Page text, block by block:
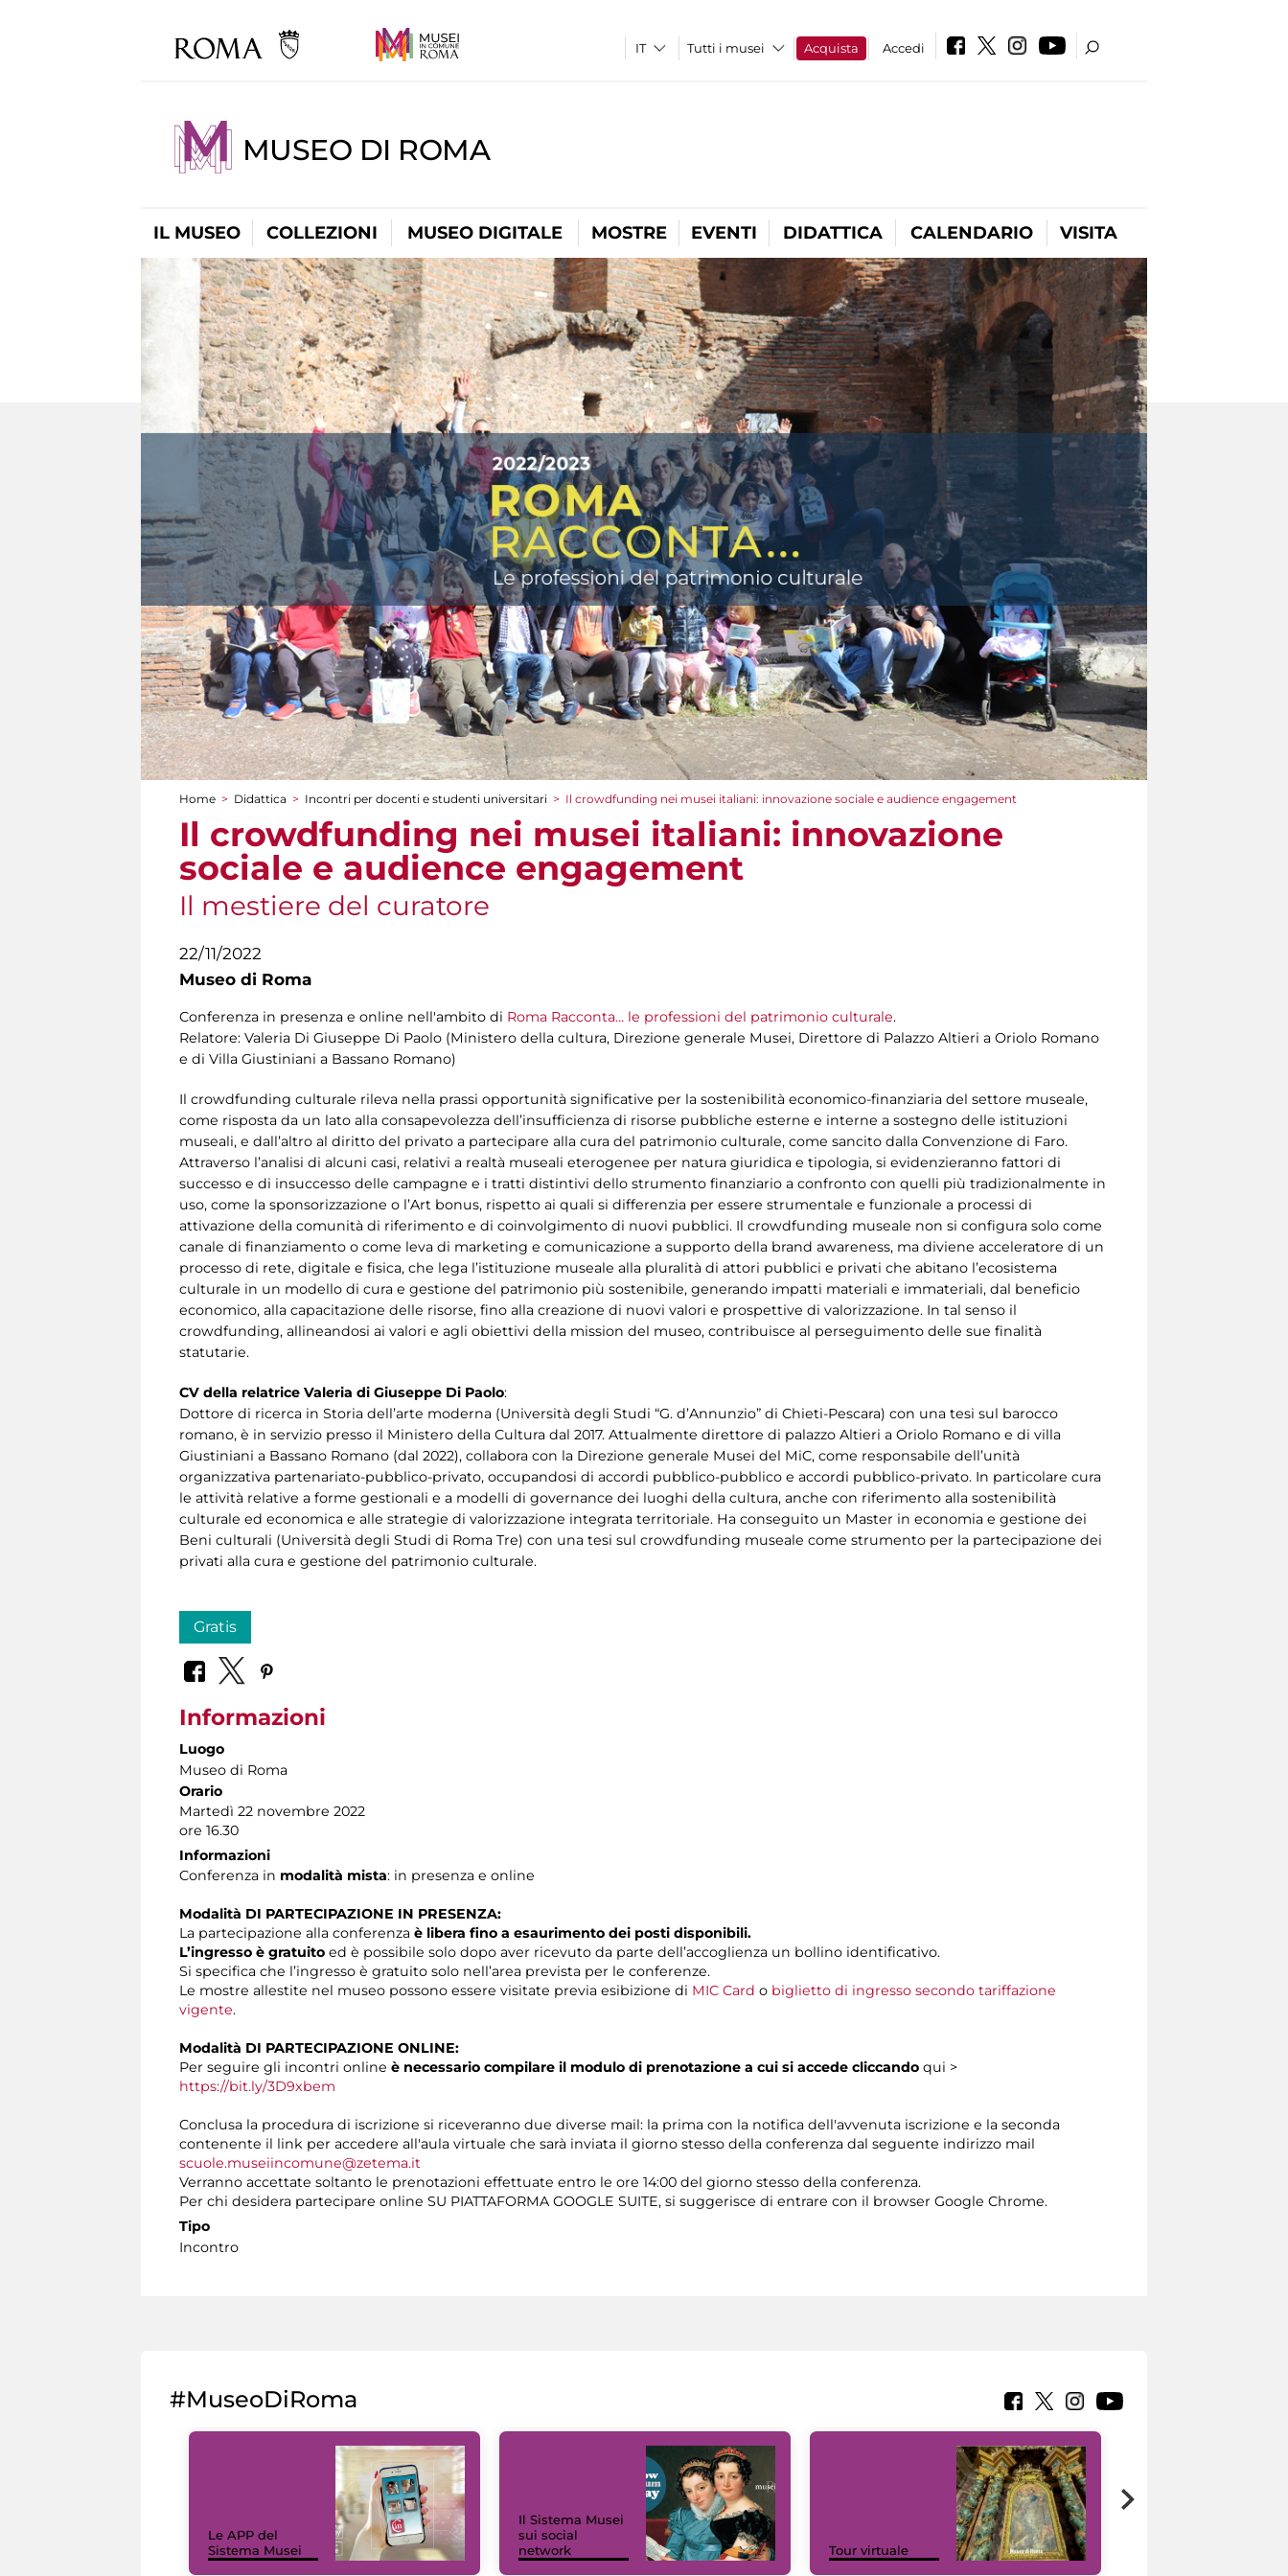
Tutti i musei Acquista Accedi
MUSEO DI ROMA
IL MUSEO COLLEZIONI MUSEO DIGITALE MOSTRE EVENTI DIDATTICA CALENDARIO VISITA
Tu sei qui
Home > Didattica > Incontri per docenti e studenti universitari > Il crowdfunding nei musei italiani: innovazione sociale e audience engagement
Il crowdfunding nei musei italiani: innovazione
sociale e audience engagement
Il mestiere del curatore
22/11/2022
Museo di Roma
Conferenza in presenza e online nell'ambito di Roma Racconta… le professioni del patrimonio culturale.
Relatore: Valeria Di Giuseppe Di Paolo (Ministero della cultura, Direzione generale Musei, Direttore di Palazzo Altieri a Oriolo Romano
e di Villa Giustiniani a Bassano Romano)
Il crowdfunding culturale rileva nella prassi opportunità significative per la sostenibilità economico-finanziaria del settore museale,
come risposta da un lato alla consapevolezza dell’insufficienza di risorse pubbliche esterne e interne a sostegno delle istituzioni
museali, e dall’altro al diritto del privato a partecipare alla cura del patrimonio culturale, come sancito dalla Convenzione di Faro.
Attraverso l’analisi di alcuni casi, relativi a realtà museali eterogenee per natura giuridica e tipologia, si evidenzieranno fattori di
successo e di insuccesso delle campagne e i tratti distintivi dello strumento finanziario a confronto con quelli più tradizionalmente in
uso, come la sponsorizzazione o l’Art bonus, rispetto ai quali si differenzia per essere strumentale e funzionale a processi di
attivazione della comunità di riferimento e di coinvolgimento di nuovi pubblici. Il crowdfunding museale non si configura solo come
canale di finanziamento o come leva di marketing e comunicazione a supporto della brand awareness, ma diviene acceleratore di un
processo di rete, digitale e fisica, che lega l’istituzione museale alla pluralità di attori pubblici e privati che abitano l’ecosistema
culturale in un modello di cura e gestione del patrimonio più sostenibile, generando impatti materiali e immateriali, dal beneficio
economico, alla capacitazione delle risorse, fino alla creazione di nuovi valori e prospettive di valorizzazione. In tal senso il
crowdfunding, allineandosi ai valori e agli obiettivi della mission del museo, contribuisce al perseguimento delle sue finalità
statutarie.
CV della relatrice Valeria di Giuseppe Di Paolo:
Dottore di ricerca in Storia dell’arte moderna (Università degli Studi “G. d’Annunzio” di Chieti-Pescara) con una tesi sul barocco
romano, è in servizio presso il Ministero della Cultura dal 2017. Attualmente direttore di palazzo Altieri a Oriolo Romano e di villa
Giustiniani a Bassano Romano (dal 2022), collabora con la Direzione generale Musei del MiC, come responsabile dell’unità
organizzativa partenariato-pubblico-privato, occupandosi di accordi pubblico-pubblico e accordi pubblico-privato. In particolare cura
le attività relative a forme gestionali e a modelli di governance dei luoghi della cultura, anche con riferimento alla sostenibilità
culturale ed economica e alle strategie di valorizzazione integrata territoriale. Ha conseguito un Master in economia e gestione dei
Beni culturali (Università degli Studi di Roma Tre) con una tesi sul crowdfunding museale come strumento per la partecipazione dei
privati alla cura e gestione del patrimonio culturale.
Gratis
Informazioni
Luogo
Museo di Roma
Orario
Martedì 22 novembre 2022
ore 16.30
Informazioni
Conferenza in modalità mista: in presenza e online
Modalità DI PARTECIPAZIONE IN PRESENZA:
La partecipazione alla conferenza è libera fino a esaurimento dei posti disponibili.
L’ingresso è gratuito ed è possibile solo dopo aver ricevuto da parte dell’accoglienza un bollino identificativo.
Si specifica che l’ingresso è gratuito solo nell’area prevista per le conferenze.
Le mostre allestite nel museo possono essere visitate previa esibizione di MIC Card o biglietto di ingresso secondo tariffazione
vigente.
Modalità DI PARTECIPAZIONE ONLINE:
Per seguire gli incontri online è necessario compilare il modulo di prenotazione a cui si accede cliccando qui >
https://bit.ly/3D9xbem
Conclusa la procedura di iscrizione si riceveranno due diverse mail: la prima con la notifica dell'avvenuta iscrizione e la seconda
contenente il link per accedere all'aula virtuale che sarà inviata il giorno stesso della conferenza dal seguente indirizzo mail
scuole.museiincomune@zetema.it
Verranno accettate soltanto le prenotazioni effettuate entro le ore 14:00 del giorno stesso della conferenza.
Per chi desidera partecipare online SU PIATTAFORMA GOOGLE SUITE, si suggerisce di entrare con il browser Google Chrome.
Tipo
Incontro
#MuseoDiRoma
Le APP del
Sistema Musei
Il Sistema Musei
sui social
network
Tour virtuale